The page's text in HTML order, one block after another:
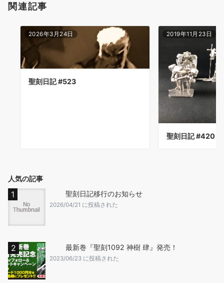
関連記事
2026年3月24日
聖刻日記 #523
2019年11月23日
聖刻日記 #420
人気の記事
聖刻日記移行のお知らせ
2026/04/21 に投稿された
最新巻『聖刻1092 神樹 肆』発売！
2023/06/23 に投稿された